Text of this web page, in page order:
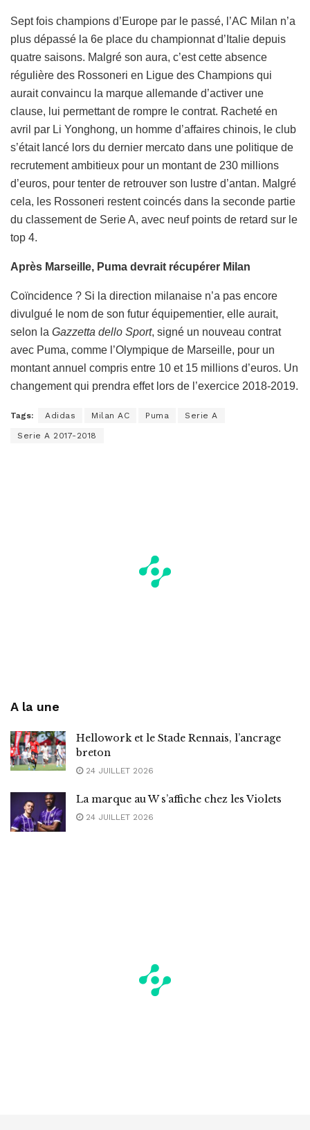
Sept fois champions d’Europe par le passé, l’AC Milan n’a
plus dépassé la 6e place du championnat d’Italie depuis
quatre saisons. Malgré son aura, c’est cette absence
régulière des Rossoneri en Ligue des Champions qui
aurait convaincu la marque allemande d’activer une
clause, lui permettant de rompre le contrat. Racheté en
avril par Li Yonghong, un homme d’affaires chinois, le club
s’était lancé lors du dernier mercato dans une politique de
recrutement ambitieux pour un montant de 230 millions
d’euros, pour tenter de retrouver son lustre d’antan. Malgré
cela, les Rossoneri restent coincés dans la seconde partie
du classement de Serie A, avec neuf points de retard sur le
top 4.
Après Marseille, Puma devrait récupérer Milan
Coïncidence ? Si la direction milanaise n’a pas encore
divulgué le nom de son futur équipementier, elle aurait,
selon la Gazzetta dello Sport, signé un nouveau contrat
avec Puma, comme l’Olympique de Marseille, pour un
montant annuel compris entre 10 et 15 millions d’euros. Un
changement qui prendra effet lors de l’exercice 2018-2019.
Tags: Adidas Milan AC Puma Serie A
Serie A 2017-2018
A la une
Hellowork et le Stade Rennais, l’ancrage
breton
24 JUILLET 2026
La marque au W s’affiche chez les Violets
24 JUILLET 2026